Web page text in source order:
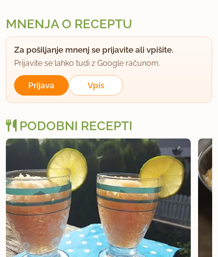
MNENJA O RECEPTU
Za pošiljanje mnenj se prijavite ali vpišite.
Prijavite se lahko tudi z Google računom.
Prijava Vpis
PODOBNI RECEPTI